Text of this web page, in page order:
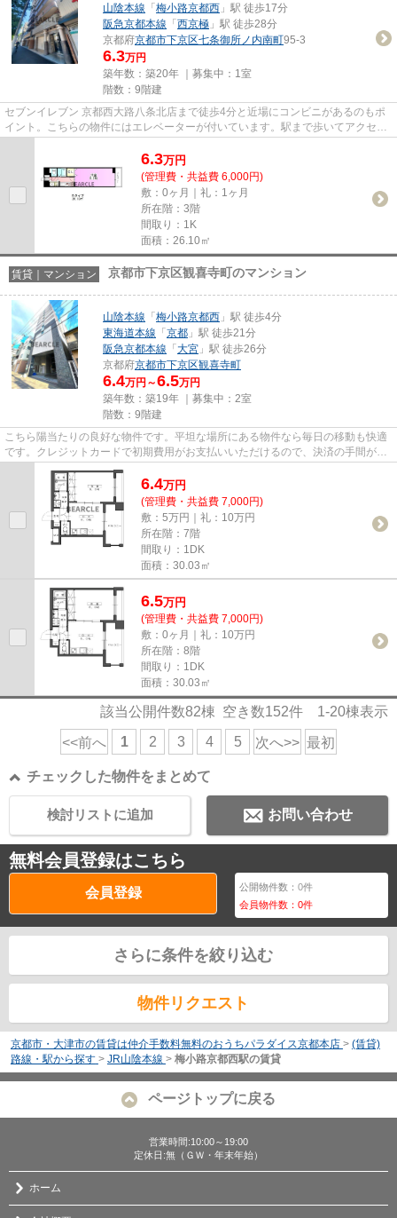
山陰本線 「 梅小路京都西 」駅 徒歩17分
阪急京都本線 「 西京極 」駅 徒歩28分
京都府京都市下京区七条御所ノ内南町95-3
6.3万円
築年数：築20年 ｜募集中： 1室
階数：9階建
セブンイレブン 京都西大路八条北店まで徒歩4分と近場にコンビニがあるのもポ
イント。こちらの物件にはエレベーターが付いています。駅まで歩いてアクセス
6.3万円
(管理費・共益費 6,000円)
敷：0ヶ月｜礼：1ヶ月
所在階：3階
間取り：1K
面積：26.10㎡
賃貸｜マンション 京都市下京区観喜寺町のマンション
山陰本線 「 梅小路京都西 」駅 徒歩4分
東海道本線 「 京都 」駅 徒歩21分
阪急京都本線 「 大宮 」駅 徒歩26分
京都府京都市下京区観喜寺町
6.4万円～6.5万円
築年数：築19年 ｜募集中： 2室
階数：9階建
こちら陽当たりの良好な物件です。平坦な場所にある物件なら毎日の移動も快適
です。クレジットカードで初期費用がお支払いいただけるので、決済の手間が軽
減できます。新しい日々を送...
6.4万円
(管理費・共益費 7,000円)
敷：5万円｜礼：10万円
所在階：7階
間取り：1DK
面積：30.03㎡
6.5万円
(管理費・共益費 7,000円)
敷：0ヶ月｜礼：10万円
所在階：8階
間取り：1DK
面積：30.03㎡
該当公開件数82棟 空き数152件 1-20棟表示
<<前へ 1 2 3 4 5 次へ>> 最初
チェックした物件をまとめて
お問い合わせ
検討リストに追加
無料会員登録はこちら
会員登録 公開物件数：0件
会員物件数：0件
さらに条件を絞り込む
物件リクエスト
京都市・大津市の賃貸は仲介手数料無料のおうちパラダイス京都本店 > (賃貸)
路線・駅から探す > JR山陰本線 > 梅小路京都西駅の賃貸
ページトップに戻る
営業時間:10:00～19:00
定休日:無（ＧＷ・年末年始）
ホーム